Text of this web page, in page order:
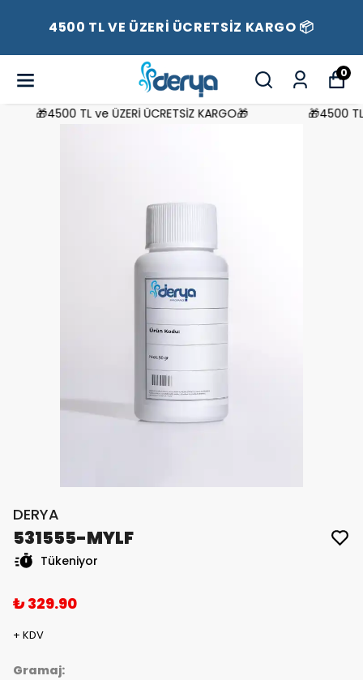
4500 TL VE ÜZERİ ÜCRETSİZ KARGO 📦
0
🎁4500 TL ve ÜZERİ ÜCRETSİZ KARGO🎁 🎁4500 TL
DERYA
531555-MYLF
Tükeniyor
₺ 329.90
+ KDV
Gramaj: